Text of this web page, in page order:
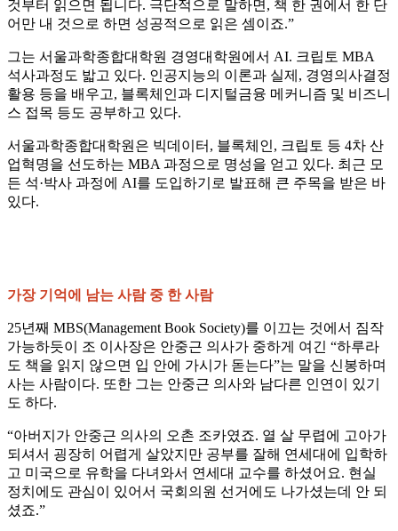
것부터 읽으면 됩니다. 극단적으로 말하면, 책 한 권에서 한 단
어만 내 것으로 하면 성공적으로 읽은 셈이죠.”
그는 서울과학종합대학원 경영대학원에서 AI. 크립토 MBA
석사과정도 밟고 있다. 인공지능의 이론과 실제, 경영의사결정
활용 등을 배우고, 블록체인과 디지털금융 메커니즘 및 비즈니
스 접목 등도 공부하고 있다.
서울과학종합대학원은 빅데이터, 블록체인, 크립토 등 4차 산
업혁명을 선도하는 MBA 과정으로 명성을 얻고 있다. 최근 모
든 석·박사 과정에 AI를 도입하기로 발표해 큰 주목을 받은 바
있다.
가장 기억에 남는 사람 중 한 사람
25년째 MBS(Management Book Society)를 이끄는 것에서 짐작
가능하듯이 조 이사장은 안중근 의사가 중하게 여긴 “하루라
도 책을 읽지 않으면 입 안에 가시가 돋는다”는 말을 신봉하며
사는 사람이다. 또한 그는 안중근 의사와 남다른 인연이 있기
도 하다.
“아버지가 안중근 의사의 오촌 조카였죠. 열 살 무렵에 고아가
되셔서 굉장히 어렵게 살았지만 공부를 잘해 연세대에 입학하
고 미국으로 유학을 다녀와서 연세대 교수를 하셨어요. 현실
정치에도 관심이 있어서 국회의원 선거에도 나가셨는데 안 되
셨죠.”